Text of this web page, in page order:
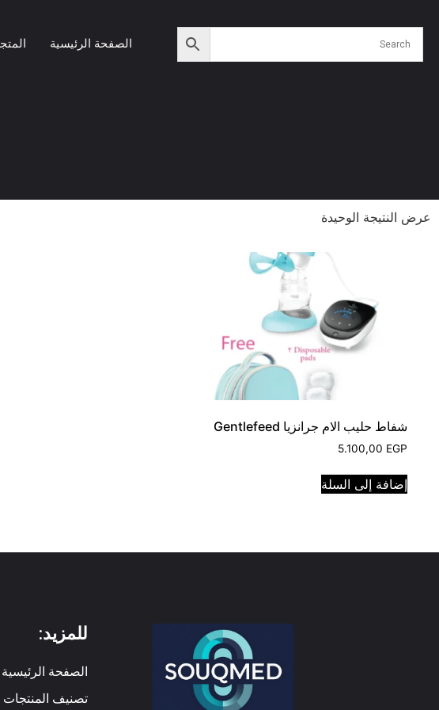
الصفحة الرئيسية
عرض النتيجة الوحيدة
شفاط حليب الام جرانزيا Gentlefeed
5.100,00 EGP
إضافة إلى السلة
للمزيد:
الصفحة الرئيسية
تصنيف المنتجات